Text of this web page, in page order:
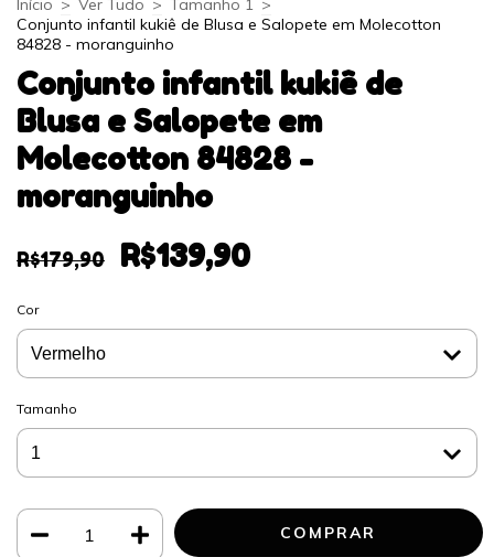
Início > Ver Tudo > Tamanho 1 >
Conjunto infantil kukiê de Blusa e Salopete em Molecotton
84828 - moranguinho
Conjunto infantil kukiê de
Blusa e Salopete em
Molecotton 84828 -
moranguinho
R$179,90 R$139,90
Cor
Tamanho